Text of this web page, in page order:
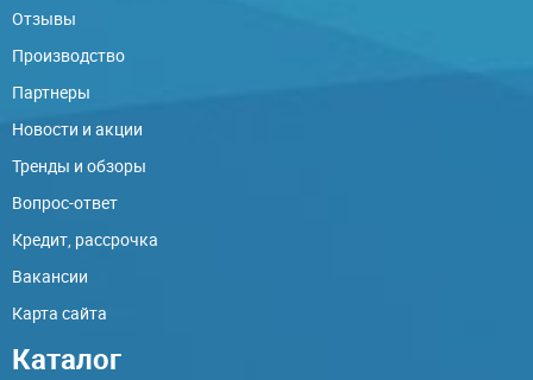
Отзывы
Производство
Партнеры
Новости и акции
Тренды и обзоры
Вопрос-ответ
Кредит, рассрочка
Вакансии
Карта сайта
Каталог